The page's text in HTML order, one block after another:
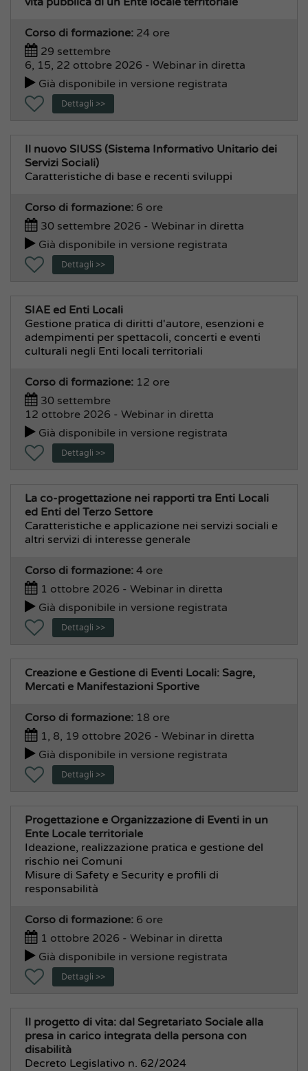
Corso di formazione: 24 ore
29 settembre
6, 15, 22 ottobre 2026 - Webinar in diretta
Già disponibile in versione registrata
Dettagli >>
Il nuovo SIUSS (Sistema Informativo Unitario dei
Servizi Sociali)
Caratteristiche di base e recenti sviluppi
Corso di formazione: 6 ore
30 settembre 2026 - Webinar in diretta
Già disponibile in versione registrata
Dettagli >>
SIAE ed Enti Locali
Gestione pratica di diritti d'autore, esenzioni e
adempimenti per spettacoli, concerti e eventi
culturali negli Enti locali territoriali
Corso di formazione: 12 ore
30 settembre
12 ottobre 2026 - Webinar in diretta
Già disponibile in versione registrata
Dettagli >>
La co-progettazione nei rapporti tra Enti Locali
ed Enti del Terzo Settore
Caratteristiche e applicazione nei servizi sociali e
altri servizi di interesse generale
Corso di formazione: 4 ore
1 ottobre 2026 - Webinar in diretta
Già disponibile in versione registrata
Dettagli >>
Creazione e Gestione di Eventi Locali: Sagre,
Mercati e Manifestazioni Sportive
Corso di formazione: 18 ore
1, 8, 19 ottobre 2026 - Webinar in diretta
Già disponibile in versione registrata
Dettagli >>
Progettazione e Organizzazione di Eventi in un
Ente Locale territoriale
Ideazione, realizzazione pratica e gestione del
rischio nei Comuni
Misure di Safety e Security e profili di
responsabilità
Corso di formazione: 6 ore
1 ottobre 2026 - Webinar in diretta
Già disponibile in versione registrata
Dettagli >>
Il progetto di vita: dal Segretariato Sociale alla
presa in carico integrata della persona con
disabilità
Decreto Legislativo n. 62/2024